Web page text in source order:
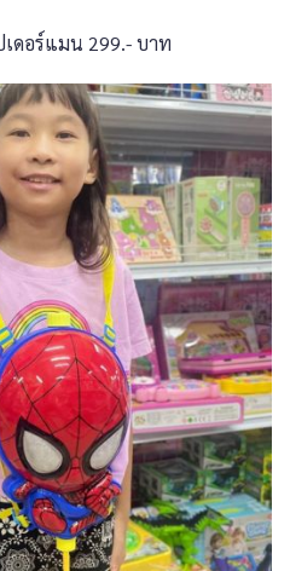
ดอร์แมน 299.- บาท